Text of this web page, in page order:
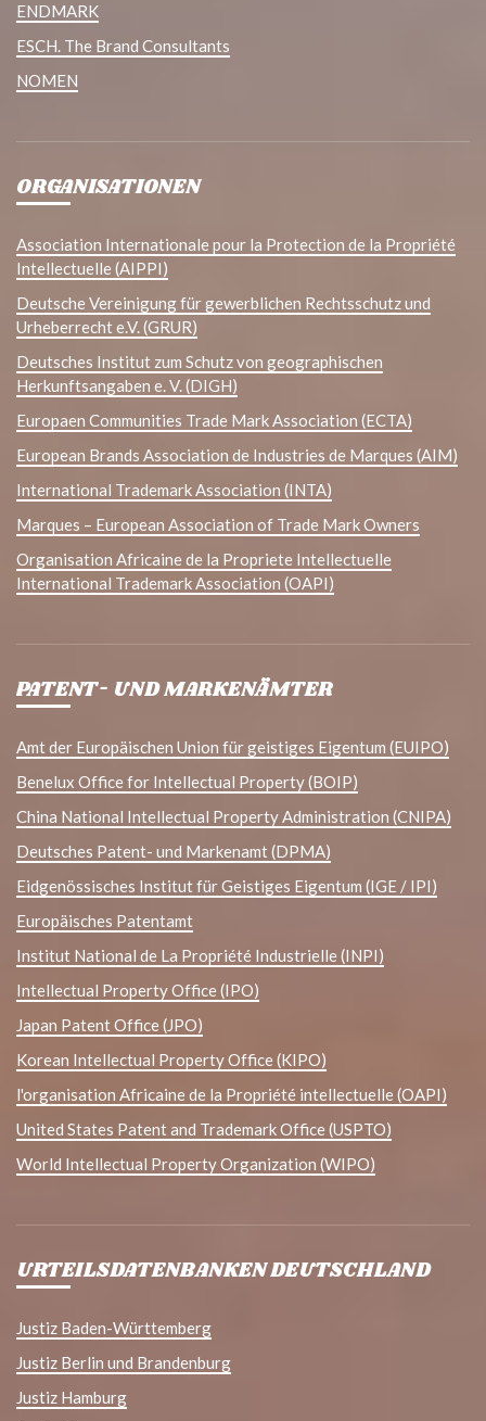
ENDMARK
ESCH. The Brand Consultants
NOMEN
ORGANISATIONEN
Association Internationale pour la Protection de la Propriété
Intellectuelle (AIPPI)
Deutsche Vereinigung für gewerblichen Rechtsschutz und
Urheberrecht e.V. (GRUR)
Deutsches Institut zum Schutz von geographischen
Herkunftsangaben e. V. (DIGH)
Europaen Communities Trade Mark Association (ECTA)
European Brands Association de Industries de Marques (AIM)
International Trademark Association (INTA)
Marques – European Association of Trade Mark Owners
Organisation Africaine de la Propriete Intellectuelle
International Trademark Association (OAPI)
PATENT- UND MARKENÄMTER
Amt der Europäischen Union für geistiges Eigentum (EUIPO)
Benelux Office for Intellectual Property (BOIP)
China National Intellectual Property Administration (CNIPA)
Deutsches Patent- und Markenamt (DPMA)
Eidgenössisches Institut für Geistiges Eigentum (IGE / IPI)
Europäisches Patentamt
Institut National de La Propriété Industrielle (INPI)
Intellectual Property Office (IPO)
Japan Patent Office (JPO)
Korean Intellectual Property Office (KIPO)
l'organisation Africaine de la Propriété intellectuelle (OAPI)
United States Patent and Trademark Office (USPTO)
World Intellectual Property Organization (WIPO)
URTEILSDATENBANKEN DEUTSCHLAND
Justiz Baden-Württemberg
Justiz Berlin und Brandenburg
Justiz Hamburg